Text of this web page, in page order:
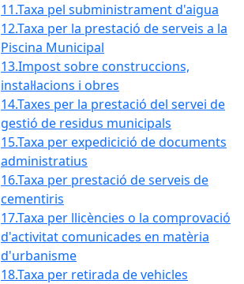
11.Taxa pel subministrament d'aigua
12.Taxa per la prestació de serveis a la
Piscina Municipal
13.Impost sobre construccions,
instal·lacions i obres
14.Taxes per la prestació del servei de
gestió de residus municipals
15.Taxa per expedicició de documents
administratius
16.Taxa per prestació de serveis de
cementiris
17.Taxa per llicències o la comprovació
d'activitat comunicades en matèria
d'urbanisme
18.Taxa per retirada de vehicles